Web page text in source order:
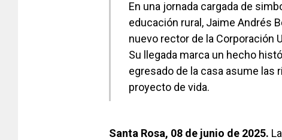
En una jornada cargada de
educación rural, Jaime Andrés
nuevo rector de la Corporación
Su llegada marca un hecho
egresado de la casa asume las
proyecto de vida.
Santa Rosa, 08 de junio de 2025.